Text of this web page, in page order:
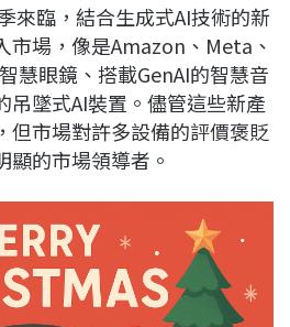
L
i
n
k
來臨，結合生成式AI技術的新
市場，像是Amazon、Meta、
慧眼鏡、搭載GenAI的智慧音
吊墜式AI裝置。儘管這些新產
但市場對許多設備的評價褒貶
的市場領導者。